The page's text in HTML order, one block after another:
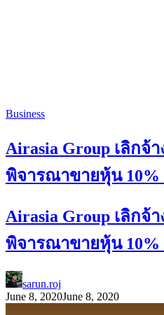
Business
Airasia Group เลิกจ้
พิจารณาขายหุ้น 10%
Airasia Group เลิกจ้
พิจารณาขายหุ้น 10%
sarun.roj
June 8, 2020June 8, 2020